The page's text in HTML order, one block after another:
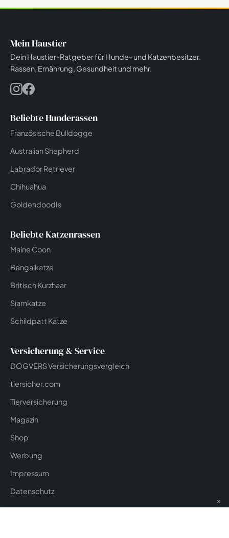
Mein Haustier
Dein Haustier-Ratgeber für Hunde- und Katzenbesitzer.
Rassen, Ernährung, Gesundheit und mehr.
Beliebte Hunderassen
Französische Bulldogge
Australian Shepherd
Labrador Retriever
Chihuahua
Goldendoodle
Beliebte Katzenrassen
Maine Coon
Bengalkatze
Britisch Kurzhaar
Siamkatze
Schildpatt Katze
Versicherung & Service
DOGVERS Versicherungsvergleich
tiersicher.com
Tierversicherung
Magazin
Shop
Werbung
Impressum
Datenschutz
×